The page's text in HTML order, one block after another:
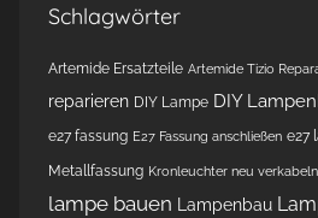
Schlagwörter
Artemide Ersatzteile Artemide Tizio
reparieren DIY Lampe DIY
e27 fassung E27 Fassung anschließen e27
Metallfassung Kronleuchter neu verkabeln
lampe bauen
Lampenbau